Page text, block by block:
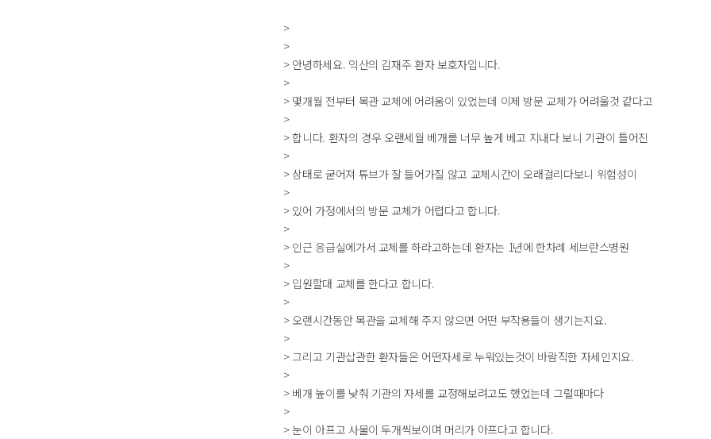
>
>
> 안녕하세요. 익산의 김재주 환자 보호자입니다.
>
> 몇개월 전부터 목관 교체에 어려움이 있었는데 이제 방문 교체가 어려울것 같다고
>
> 합니다. 환자의 경우 오랜세월 베개를 너무 높게 베고 지내다 보니 기관이 틀어진
>
> 상태로 굳어져 튜브가 잘 들어가질 않고 교체시간이 오래걸리다보니 위험성이
>
> 있어 가정에서의 방문 교체가 어렵다고 합니다.
>
> 인근 응급실에가서 교체를 하라고하는데 환자는 1년에 한차례 세브란스병원
>
> 입원할대 교체를 한다고 합니다.
>
> 오랜시간동안 목관을 교체해 주지 않으면 어떤 부작용들이 생기는지요.
>
> 그리고 기관삽관한 환자들은 어떤자세로 누워있는것이 바람직한 자세인지요.
>
> 베개 높이를 낮춰 기관의 자세를 교정해보려고도 했었는데 그럴때마다
>
> 눈이 아프고 사물이 두개씩보이며 머리가 아프다고 합니다.